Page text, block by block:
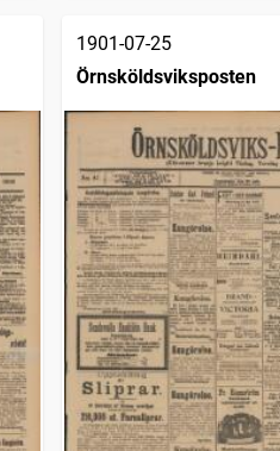
1901-07-25
Örnsköldsviksposten